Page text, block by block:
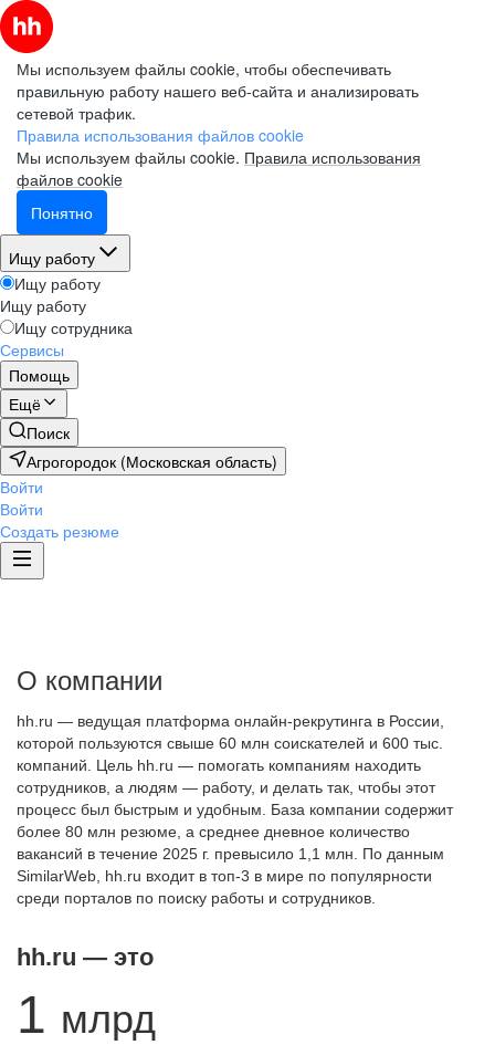
Мы используем файлы cookie, чтобы обеспечивать
правильную работу нашего веб-сайта и анализировать
сетевой трафик.
Правила использования файлов cookie
Мы используем файлы cookie. Правила использования
файлов cookie
Понятно
Ищу работу
Ищу работу
Ищу работу
Ищу сотрудника
Сервисы
Помощь
Ещё
Поиск
Агрогородок (Московская область)
Войти
Войти
Создать резюме
О компании
hh.ru — ведущая платформа онлайн-рекрутинга в России,
которой пользуются свыше 60 млн соискателей и 600 тыс.
компаний. Цель hh.ru — помогать компаниям находить
сотрудников, а людям — работу, и делать так, чтобы этот
процесс был быстрым и удобным. База компании содержит
более 80 млн резюме, а среднее дневное количество
вакансий в течение 2025 г. превысило 1,1 млн. По данным
SimilarWeb, hh.ru входит в топ-3 в мире по популярности
среди порталов по поиску работы и сотрудников.
hh.ru — это
1 млрд